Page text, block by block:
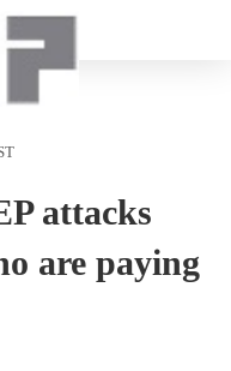
attacks
are paying